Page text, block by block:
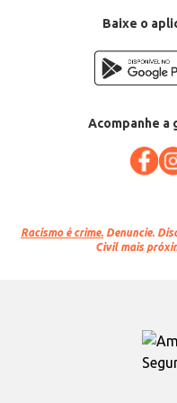
Baixe o
Acompanhe a
Racismo é crime. Denuncie.
Civil mais